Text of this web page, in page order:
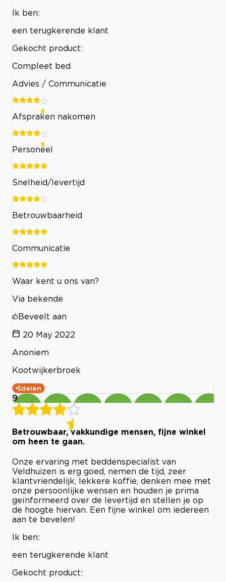
Ik ben:
een terugkerende klant
Gekocht product:
Compleet bed
Advies / Communicatie
Afspraken nakomen
Personeel
Snelheid/levertijd
Betrouwbaarheid
Communicatie
Waar kent u ons van?
Via bekende
Beveelt aan
20 May 2022
Anoniem
Kootwijkerbroek
delen
9
Betrouwbaar, vakkundige mensen, fijne winkel
om heen te gaan.
Onze ervaring met beddenspecialist van
Veldhuizen is erg goed, nemen de tijd, zeer
klantvriendelijk, lekkere koffie, denken mee met
onze persoonlijke wensen en houden je prima
geïnformeerd over de levertijd en stellen je op
de hoogte hiervan. Een fijne winkel om iedereen
aan te bevelen!
Ik ben:
een terugkerende klant
Gekocht product: